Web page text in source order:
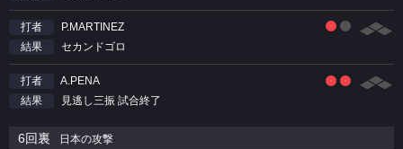
打者
P.MARTINEZ
結果
セカンドゴロ
打者
A.PENA
結果
見逃し三振 試合終了
6回裏 日本の攻撃